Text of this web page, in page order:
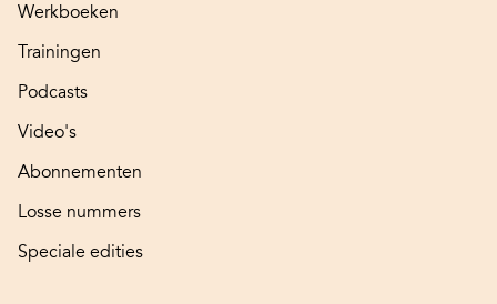
Werkboeken
Trainingen
Podcasts
Video's
Abonnementen
Losse nummers
Speciale edities